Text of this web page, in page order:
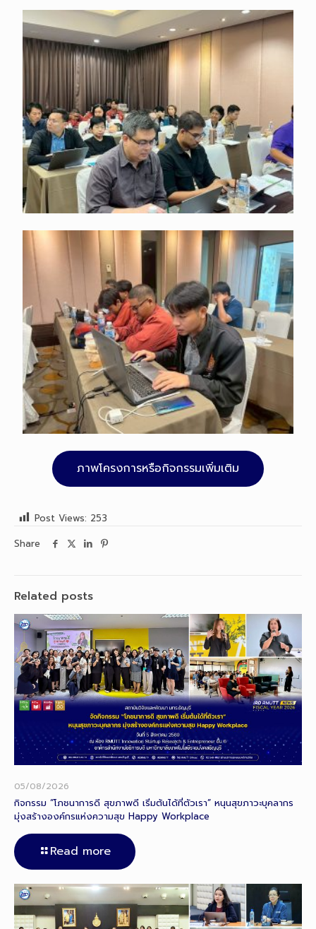
ภาพโครงการหรือกิจกรรมเพิ่มเติม
Post Views: 253
Share
Related posts
05/08/2026
กิจกรรม “โภชนาการดี สุขภาพดี เริ่มต้นได้ที่ตัวเรา” หนุนสุขภาวะบุคลากร
มุ่งสร้างองค์กรแห่งความสุข Happy Workplace
Read more